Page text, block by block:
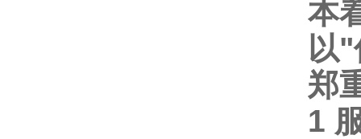
本
以"
郑
1